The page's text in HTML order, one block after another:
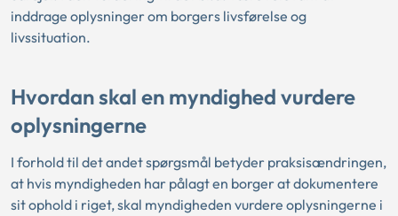
inddrage oplysninger om borgers livsførelse og
livssituation.
Hvordan skal en myndighed vurdere
oplysningerne
I forhold til det andet spørgsmål betyder praksisændringen,
at hvis myndigheden har pålagt en borger at dokumentere
sit ophold i riget, skal myndigheden vurdere oplysningerne i